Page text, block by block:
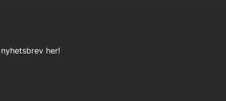
her!